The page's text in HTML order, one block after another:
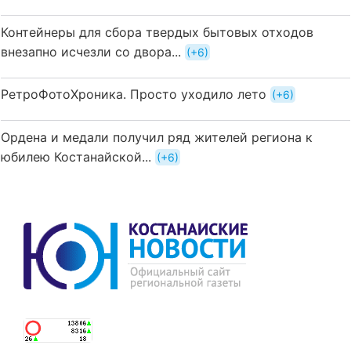
Контейнеры для сбора твердых бытовых отходов
внезапно исчезли со двора...
+6
РетроФотоХроника. Просто уходило лето +6
Ордена и медали получил ряд жителей региона к
юбилею Костанайской...
+6